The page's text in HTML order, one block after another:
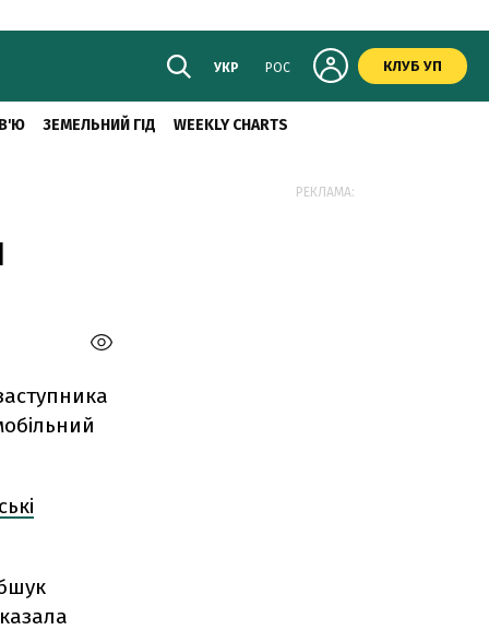
УКР РОС КЛУБ УП
ЗЕМЕЛЬНИЙ ГІД WEEKLY CHARTS
РЕКЛАМА: